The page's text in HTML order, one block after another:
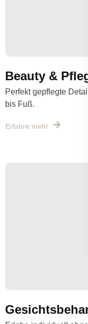
Beauty &
Perfekt gepflegte
bis Fuß.
Erfahre mehr